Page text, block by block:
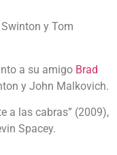
y Tom
a su amigo Brad
y John Malkovich.
a las cabras” (2009),
Spacey.